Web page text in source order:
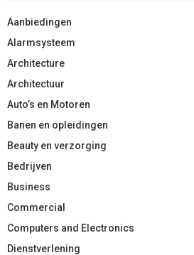
Aanbiedingen
Alarmsysteem
Architecture
Architectuur
Auto’s en Motoren
Banen en opleidingen
Beauty en verzorging
Bedrijven
Business
Commercial
Computers and Electronics
Dienstverlening